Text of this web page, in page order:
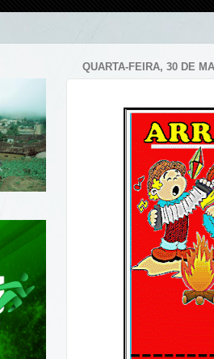
QUARTA-FEIRA, 30 DE